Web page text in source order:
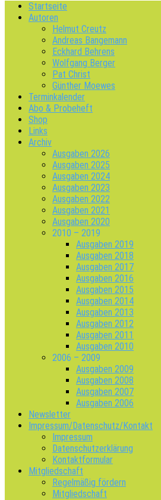
Startseite
Autoren
Helmut Creutz
Andreas Bangemann
Eckhard Behrens
Wolfgang Berger
Pat Christ
Günther Moewes
Terminkalender
Abo & Probeheft
Shop
Links
Archiv
Ausgaben 2026
Ausgaben 2025
Ausgaben 2024
Ausgaben 2023
Ausgaben 2022
Ausgaben 2021
Ausgaben 2020
2010 – 2019
Ausgaben 2019
Ausgaben 2018
Ausgaben 2017
Ausgaben 2016
Ausgaben 2015
Ausgaben 2014
Ausgaben 2013
Ausgaben 2012
Ausgaben 2011
Ausgaben 2010
2006 – 2009
Ausgaben 2009
Ausgaben 2008
Ausgaben 2007
Ausgaben 2006
Newsletter
Impressum/Datenschutz/Kontakt
Impressum
Datenschutzerklärung
Kontaktformular
Mitgliedschaft
Regelmäßig fördern
Mitgliedschaft